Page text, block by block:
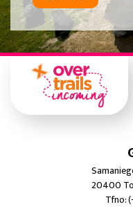
20400
Tfno: